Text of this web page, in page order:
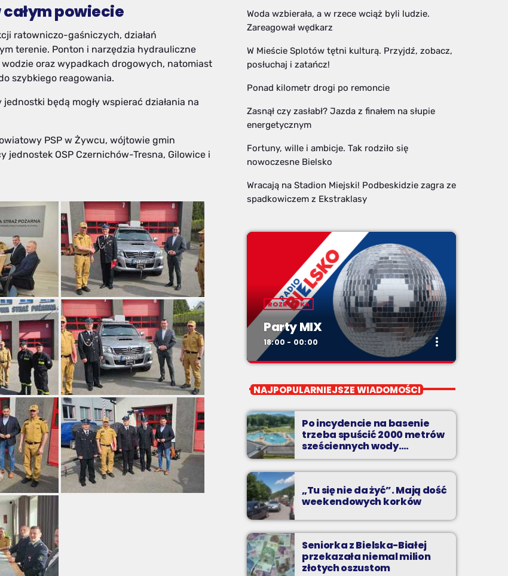
powiecie
ratowniczo-gaśniczych, działań
terenie. Ponton i narzędzia hydrauliczne
oraz wypadkach drogowych, natomiast
szybkiego reagowania.
będą mogły wspierać działania na
PSP w Żywcu, wójtowie gmin
jednostek OSP Czernichów-Tresna, Gilowice i
Woda wzbierała, a w rzece wciąż byli ludzie.
Zareagował wędkarz
W Mieście Splotów tętni kulturą. Przyjdź, zobacz,
posłuchaj i zatańcz!
Ponad kilometr drogi po remoncie
Zasnął czy zasłabł? Jazda z finałem na słupie
energetycznym
Fortuny, wille i ambicje. Tak rodziło się
nowoczesne Bielsko
Wracają na Stadion Miejski! Podbeskidzie zagra ze
spadkowiczem z Ekstraklasy
ROZRYWKA
Party MIX
18:00 - 00:00 more_vert
Party MIX
Planujesz domową prywatkę? Chcesz
rozgrzać się przed sobotnią imprezą? Masz
ochotę pobawić się ze znajomymi przy
NAJPOPULARNIEJSZE WIADOMOŚCI
Po incydencie na basenie
trzeba spuścić 2000 metrów
sześciennych wody.
„Ogromne koszty i ogromna
praca”
„Tu się nie da żyć”. Mają dość
weekendowych korków
Seniorka z Bielska-Białej
przekazała niemal milion
złotych oszustom